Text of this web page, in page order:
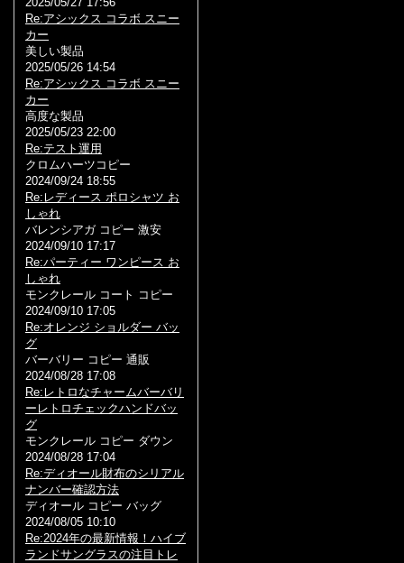
Re:アシックス コラボ スニー
カー
美しい製品
2025/05/26 14:54
Re:アシックス コラボ スニー
カー
高度な製品
2025/05/23 22:00
Re:テスト運用
クロムハーツコピー
2024/09/24 18:55
Re:レディース ポロシャツ お
しゃれ
バレンシアガ コピー 激安
2024/09/10 17:17
Re:パーティー ワンピース お
しゃれ
モンクレール コート コピー
2024/09/10 17:05
Re:オレンジ ショルダー バッ
グ
バーバリー コピー 通販
2024/08/28 17:08
Re:レトロなチャームバーバリ
ーレトロチェックハンドバッ
グ
モンクレール コピー ダウン
2024/08/28 17:04
Re:ディオール財布のシリアル
ナンバー確認方法
ディオール コピー バッグ
2024/08/05 10:10
Re:2024年の最新情報！ハイブ
ランドサングラスの注目トレ